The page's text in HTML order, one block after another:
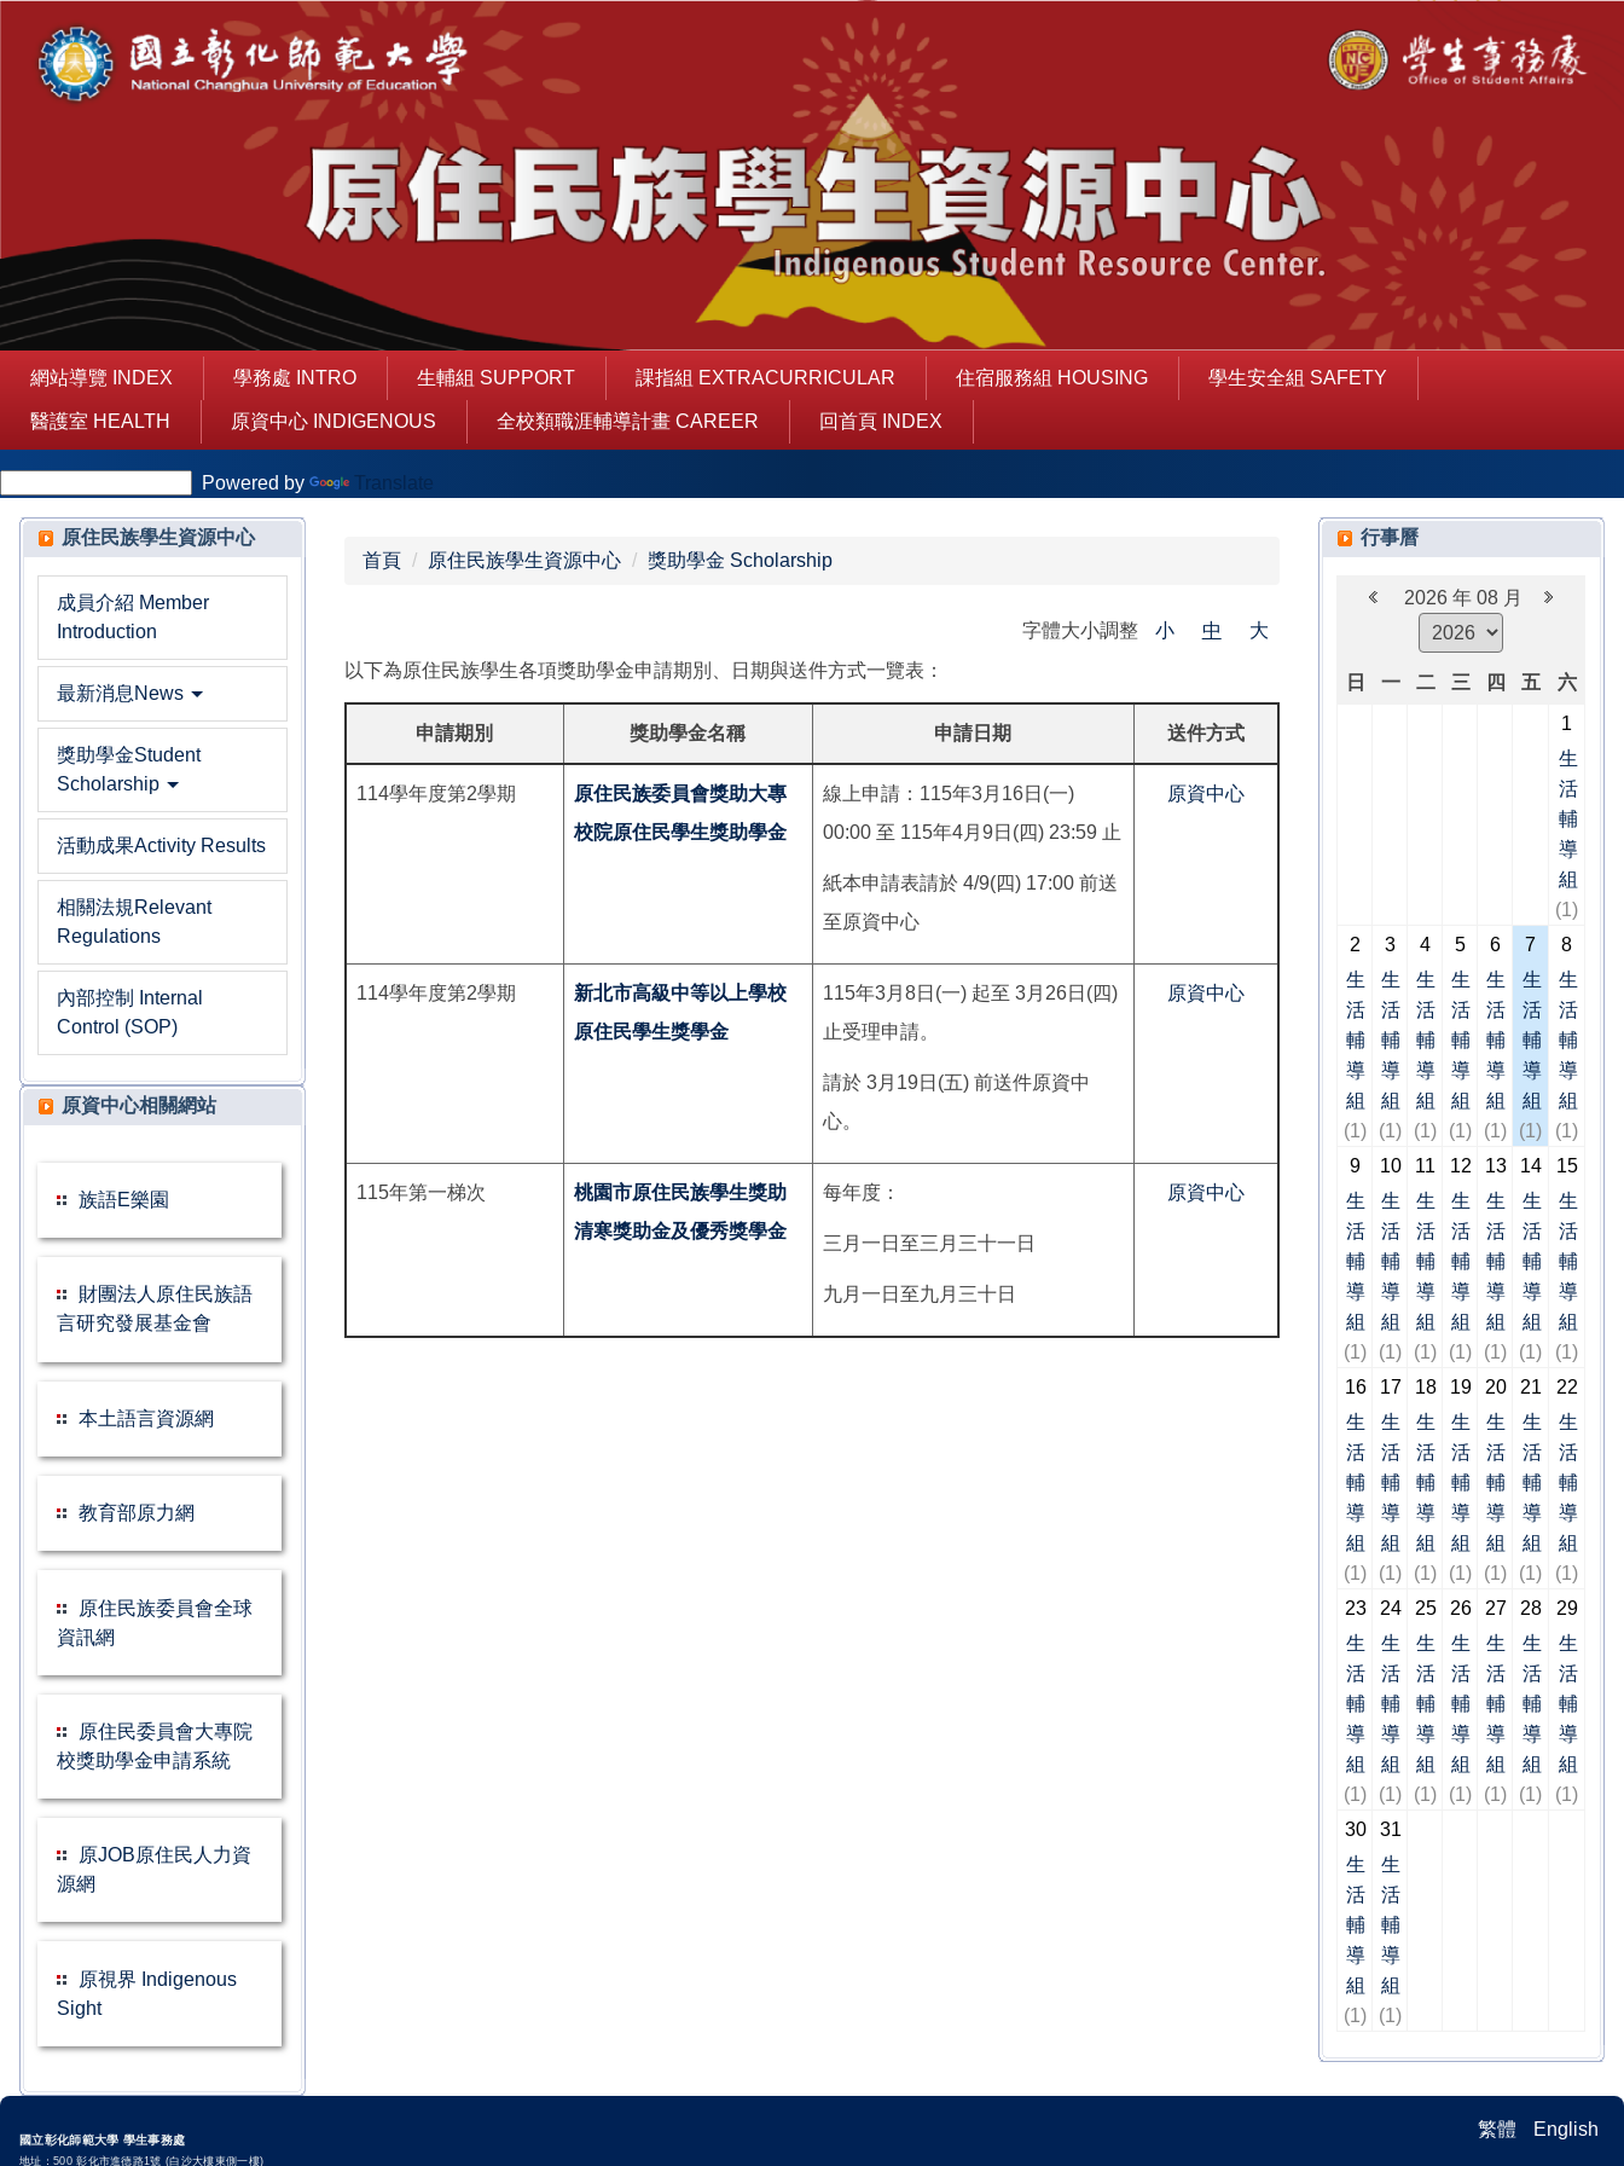
網站導覽 INDEX 學務處 INTRO 生輔組 SUPPORT 課指組 EXTRACURRICULAR 住宿服務組 HOUSING 學生安全組 SAFETY
醫護室 HEALTH 原資中心 INDIGENOUS 全校類職涯輔導計畫 CAREER 回首頁 INDEX
Powered by Translate
原住民族學生資源中心
成員介紹 Member
Introduction
最新消息News
獎助學金Student
Scholarship
活動成果Activity Results
相關法規Relevant
Regulations
內部控制 Internal
Control (SOP)
原資中心相關網站
族語E樂園
財團法人原住民族語
言研究發展基金會
本土語言資源網
教育部原力網
原住民族委員會全球
資訊網
原住民委員會大專院
校獎助學金申請系統
原JOB原住民人力資
源網
原視界 Indigenous
Sight
首頁 原住民族學生資源中心 獎助學金 Scholarship
字體大小調整 小 中
大
以下為原住民族學生各項獎助學金申請期別、日期與送件方式一覽表：
申請期別 獎助學金名稱 申請日期 送件方式
114學年度第2學期
原住民族委員會獎助大專
校院原住民學生獎助學金
線上申請：115年3月16日(一)
00:00 至 115年4月9日(四) 23:59 止
紙本申請表請於 4/9(四) 17:00 前送
至原資中心
原資中心
114學年度第2學期
新北市高級中等以上學校
原住民學生獎學金
115年3月8日(一) 起至 3月26日(四)
止受理申請。
請於 3月19日(五) 前送件原資中
心。
原資中心
115年第一梯次
桃園市原住民族學生獎助
清寒獎助金及優秀獎學金
每年度：
三月一日至三月三十一日
九月一日至九月三十日
原資中心
行事曆
2026 年 08 月
日 一 二 三 四 五
六
1
生
活
輔
導
組
(1)
2
生
活
輔
導
組
(1)
3
生
活
輔
導
組
(1)
4
生
活
輔
導
組
(1)
5
生
活
輔
導
組
(1)
6
生
活
輔
導
組
(1)
7
生
活
輔
導
組
(1)
8
生
活
輔
導
組
(1)
9
生
活
輔
導
組
(1)
10
生
活
輔
導
組
(1)
11
生
活
輔
導
組
(1)
12
生
活
輔
導
組
(1)
13
生
活
輔
導
組
(1)
14
生
活
輔
導
組
(1)
15
生
活
輔
導
組
(1)
16
生
活
輔
導
組
(1)
17
生
活
輔
導
組
(1)
18
生
活
輔
導
組
(1)
19
生
活
輔
導
組
(1)
20
生
活
輔
導
組
(1)
21
生
活
輔
導
組
(1)
22
生
活
輔
導
組
(1)
23
生
活
輔
導
組
(1)
24
生
活
輔
導
組
(1)
25
生
活
輔
導
組
(1)
26
生
活
輔
導
組
(1)
27
生
活
輔
導
組
(1)
28
生
活
輔
導
組
(1)
29
生
活
輔
導
組
(1)
30
生
活
輔
導
組
(1)
31
生
活
輔
導
組
(1)
繁體 English
國立彰化師範大學 學生事務處
地址：500 彰化市進德路1號 (白沙大樓東側一樓)